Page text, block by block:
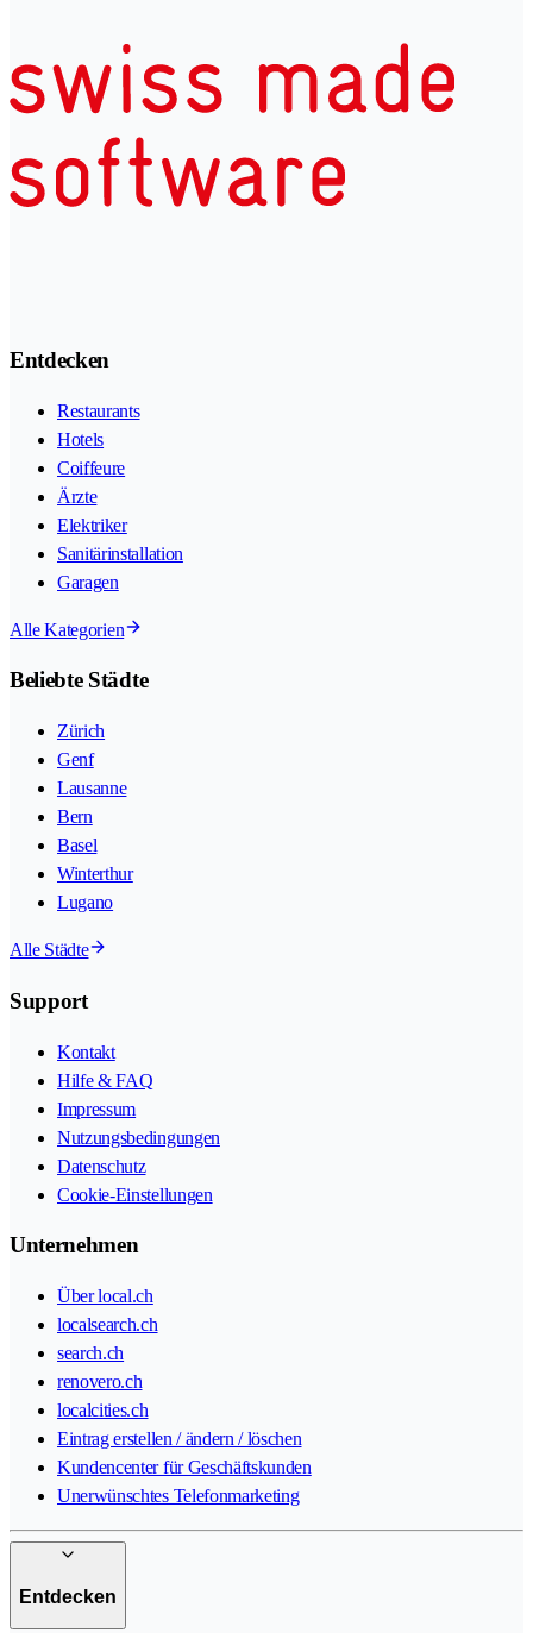
Entdecken
Restaurants
Hotels
Coiffeure
Ärzte
Elektriker
Sanitärinstallation
Garagen
Alle Kategorien
Beliebte Städte
Zürich
Genf
Lausanne
Bern
Basel
Winterthur
Lugano
Alle Städte
Support
Kontakt
Hilfe & FAQ
Impressum
Nutzungsbedingungen
Datenschutz
Cookie-Einstellungen
Unternehmen
Über local.ch
localsearch.ch
search.ch
renovero.ch
localcities.ch
Eintrag erstellen / ändern / löschen
Kundencenter für Geschäftskunden
Unerwünschtes Telefonmarketing
Entdecken